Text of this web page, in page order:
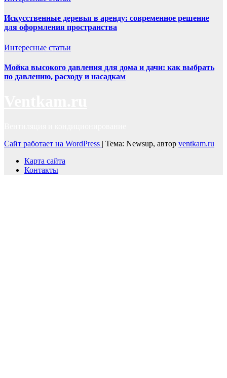
Искусственные деревья в аренду: современное решение
для оформления пространства
Интересные статьи
Мойка высокого давления для дома и дачи: как выбрать
по давлению, расходу и насадкам
Сайт работает на WordPress | Тема: Newsup, автор ventkam.ru
Карта сайта
Контакты